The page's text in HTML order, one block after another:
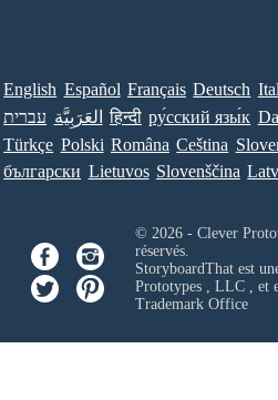
English Español Français Deutsch
עברית العَرَبِيَّة हिन्दी ру́сский язы́к
Türkçe Polski Româna Ceština
български Lietuvos Slovenščina
© 2026 - Clever
réservés.
StoryboardThat est
Prototypes , LLC, et
Trademark Office